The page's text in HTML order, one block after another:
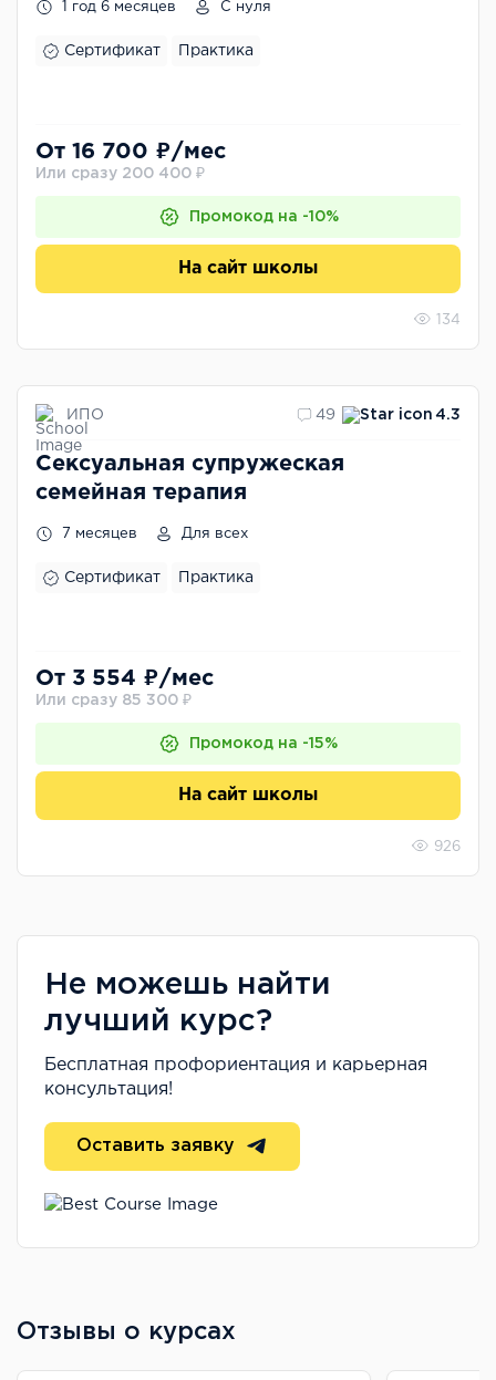
1 год 6 месяцев С нуля
Сертификат Практика
От 16 700 ₽/мес
Или сразу 200 400 ₽
Промокод на -10%
На сайт школы
134
ИПО 49 4.3
Сексуальная супружеская
семейная терапия
7 месяцев Для всех
Сертификат Практика
От 3 554 ₽/мес
Или сразу 85 300 ₽
Промокод на -15%
На сайт школы
926
Не можешь найти
лучший курс?
Бесплатная профориентация и карьерная
консультация!
Оставить заявку
Отзывы о курсах